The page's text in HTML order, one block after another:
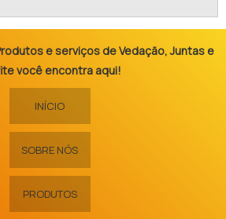
e serviços de Vedação, Juntas e
você encontra aqui!
INÍCIO
SOBRE NÓS
PRODUTOS